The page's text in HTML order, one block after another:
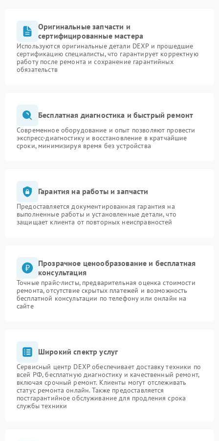
Оригинальные запчасти и
сертифицированные мастера
Используются оригинальные детали DEXP и прошедшие
сертификацию специалисты, что гарантирует корректную
работу после ремонта и сохранение гарантийных
обязательств
Бесплатная диагностика и быстрый ремонт
Современное оборудование и опыт позволяют провести
экспресс-диагностику и восстановление в кратчайшие
сроки, минимизируя время без устройства
Гарантия на работы и запчасти
Предоставляется документированная гарантия на
выполненные работы и установленные детали, что
защищает клиента от повторных неисправностей
Прозрачное ценообразование и бесплатная
консультация
Точные прайс-листы, предварительная оценка стоимости
ремонта, отсутствие скрытых платежей и возможность
бесплатной консультации по телефону или онлайн на
сайте
Широкий спектр услуг
Сервисный центр DEXP обеспечивает доставку техники по
всей РФ, бесплатную диагностику и качественный ремонт,
включая срочный ремонт. Клиенты могут отслеживать
статус ремонта онлайн. Также предоставляется
постгарантийное обслуживание для продления срока
службы техники